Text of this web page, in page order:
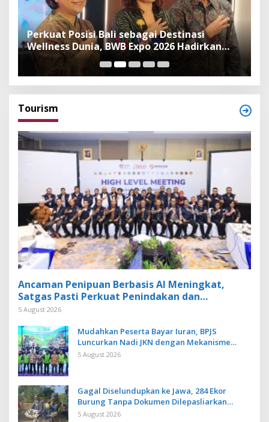
Perkuat Posisi Bali sebagai Destinasi
Wellness Dunia, BWB Expo 2026 Hadirkan
Exhibitor Nasional dan Global
Tourism
Ancaman Penipuan Berbasis AI Meningkat,
Satgas Pasti Perkuat Penindakan dan
Pengembangan Aplikasi Anti Penipuan
5 August 2026
Mudahkan Peserta Bayar Iuran, BPJS
Luncurkan Nadi JKN dengan Mekanisme
Menabung
5 August 2026
Gagal Diselundupkan ke Jawa, 284 Ekor
Burung Tanpa Dokumen Dilepasliarkan
Cegah Ancaman Penyakit
5 August 2026